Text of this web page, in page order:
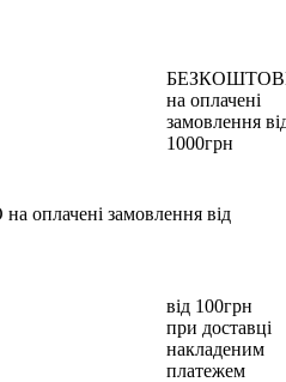
на оплачені
замовлення
1000грн
замовлення від
від 100грн
при доставці
накладеним
платежем